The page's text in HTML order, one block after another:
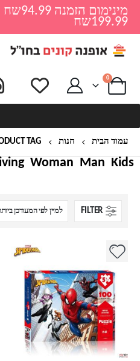
199.99שח
0
עמוד הבית חנות TAG -
Kids
Man
Woman
FILTER
למוצר
מספר
סוגים.
לבחור
האפשרויות